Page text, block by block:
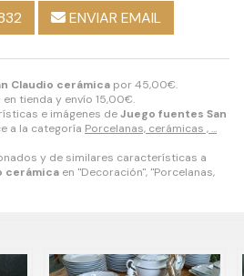
Claudio cerámica por45,00€.
tienda y envío 15,00€.
e imágenes deJuego fuentes San
a la categoría Porcelanas, cerámicas , ...
y de similares características a
cerámica en "Decoración", "Porcelanas,
ENVIAR EMAIL